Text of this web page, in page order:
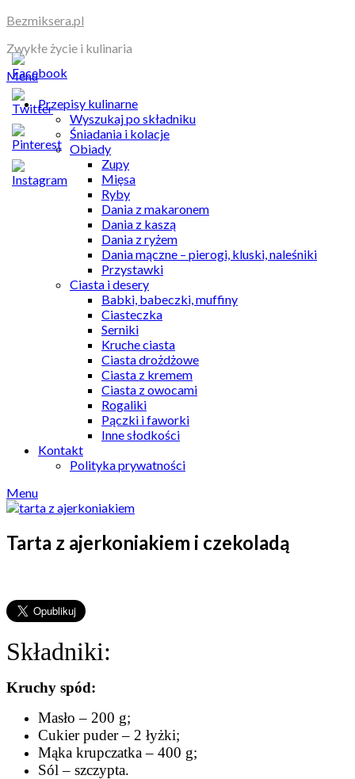
Skip
content
Bezmiksera.pl
Zwykłe życie i kulinaria
Menu
Przepisy kulinarne
Wyszukaj po składniku
Śniadania i kolacje
Obiady
Zupy
Mięsa
Ryby
Dania z makaronem
Dania z kaszą
Dania z ryżem
Dania mączne – pierogi, kluski, naleśniki
Przystawki
Ciasta i desery
Babki, babeczki, muffiny
Ciasteczka
Serniki
Kruche ciasta
Ciasta drożdżowe
Ciasta z kremem
Ciasta z owocami
Rogaliki
Pączki i faworki
Inne słodkości
Kontakt
Polityka prywatności
Menu
Tarta z ajerkoniakiem i czekoladą
Składniki:
Kruchy spód:
Masło – 200 g;
Cukier puder – 2 łyżki;
Mąka krupczatka – 400 g;
Sól – szczypta.